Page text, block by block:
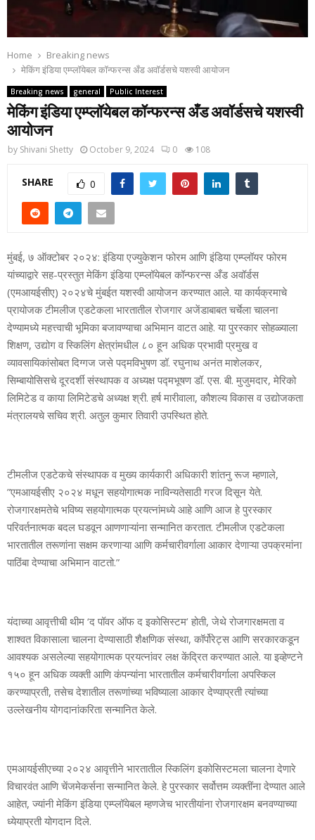
Home
Breaking news
मेकिंग इंडिया एम्‍प्‍लॉयेबल कॉन्‍फरन्‍स अँड अवॉर्डसचे यशस्वी आयोजन
Breaking news general Public Interest
मेकिंग इंडिया एम्‍प्‍लॉयेबल कॉन्‍फरन्‍स अँड अवॉर्डसचे यशस्वी
आयोजन
by Shivani Shetty October 9, 2024 0 108
SHARE 0
मुंबई, ७ ऑक्टोबर २०२४: इंडिया एज्युकेशन फोरम आणि इंडिया एम्प्‍लॉयर फोरम
यांच्‍याद्वारे सह-प्रस्‍तुत मेकिंग इंडिया एम्‍प्‍लॉयेबल कॉन्‍फरन्‍स अँड अवॉर्डस
(एमआयईसीए) २०२४चे मुंबईत यशस्वी आयोजन करण्यात आले. या कार्यक्रमाचे
प्रायोजक टीमलीज एडटेकला भारतातील रोजगार अजेंडाबाबत चर्चेला चालना
देण्‍यामध्‍ये महत्त्वाची भूमिका बजावण्‍याचा अभिमान वाटत आहे. या पुरस्‍कार सोहळ्याला
शिक्षण, उद्योग व स्किलिंग क्षेत्रांमधील ८० हून अधिक प्रभावी प्रमुख व
व्‍यावसायिकांसोबत दिग्‍गज जसे पद्मविभुषण डॉ. रघुनाथ अनंत माशेलकर,
सिम्‍बायोसिसचे दूरदर्शी संस्‍थापक व अध्‍यक्ष पद्मभूषण डॉ. एस. बी. मुजुमदार, मेरिको
लिमिटेड व काया लिमिटेडचे अध्‍यक्ष श्री. हर्ष मारीवाला, कौशल्‍य विकास व उद्योजकता
मंत्रालयचे सचिव श्री. अतुल कुमार तिवारी उपस्थित होते.
टीमलीज एडटेकचे संस्‍थापक व मुख्‍य कार्यकारी अधिकारी शांतनु रूज म्‍हणाले,
”एमआयईसीए २०२४ मधून सहयोगात्‍मक नाविन्‍यतेसाठी गरज दिसून येते.
रोजगारक्षमतेचे भविष्‍य सहयोगात्‍मक प्रयत्‍नांमध्‍ये आहे आणि आज हे पुरस्‍कार
परिवर्तनात्‍मक बदल घडवून आणणाऱ्यांना सन्‍मानित करतात. टीमलीज एडटेकला
भारतातील तरूणांना सक्षम करणाऱ्या आणि कर्मचारीवर्गाला आकार देणाऱ्या उपक्रमांना
पाठिंबा देण्‍याचा अभिमान वाटतो.”
यंदाच्‍या आवृत्तीची थीम ‘द पॉवर ऑफ द इकोसिस्‍टम’ होती, जेथे रोजगारक्षमता व
शाश्‍वत विकासाला चालना देण्‍यासाठी शैक्षणिक संस्‍था, कॉर्पोरेट्स आणि सरकारकडून
आवश्‍यक असलेल्‍या सहयोगात्‍मक प्रयत्‍नांवर लक्ष केंद्रित करण्‍यात आले. या इव्‍हेण्‍टने
१५० हून अधिक व्‍यक्‍ती आणि कंपन्‍यांना भारतातील कर्मचारीवर्गाला अपस्किल
करण्‍याप्रती, तसेच देशातील तरूणांच्‍या भविष्‍याला आकार देण्‍याप्रती त्‍यांच्‍या
उल्‍लेखनीय योगदानांकरिता सन्‍मानित केले.
एमआयईसीएच्‍या २०२४ आवृत्तीने भारतातील स्किलिंग इकोसिस्‍टमला चालना देणारे
विचारवंत आणि चेंजमेकर्सना सन्‍मानित केले. हे पुरस्‍कार सर्वोत्तम व्‍यक्‍तींना देण्‍यात आले
आहेत, ज्‍यांनी मेकिंग इंडिया एम्‍प्‍लॉयेबल म्‍हणजेच भारतीयांना रोजगारक्षम बनवण्‍याच्‍या
ध्‍येयाप्रती योगदान दिले.